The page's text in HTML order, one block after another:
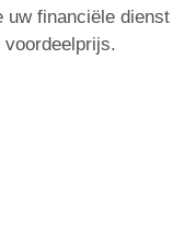
uw financiële dienst